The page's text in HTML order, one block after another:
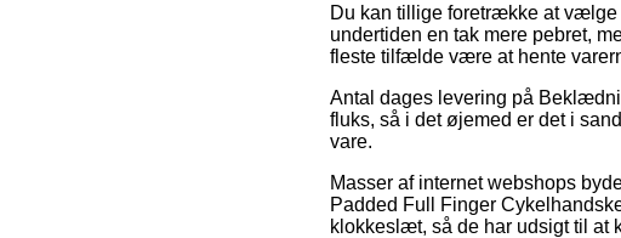
Du kan tillige foretrække at vælge
undertiden en tak mere pebret,
fleste tilfælde være at hente
Antal dages levering på
fluks, så i det øjemed er det i
vare.
Masser af internet webshops
Padded Full Finger
klokkeslæt, så de har udsigt til at